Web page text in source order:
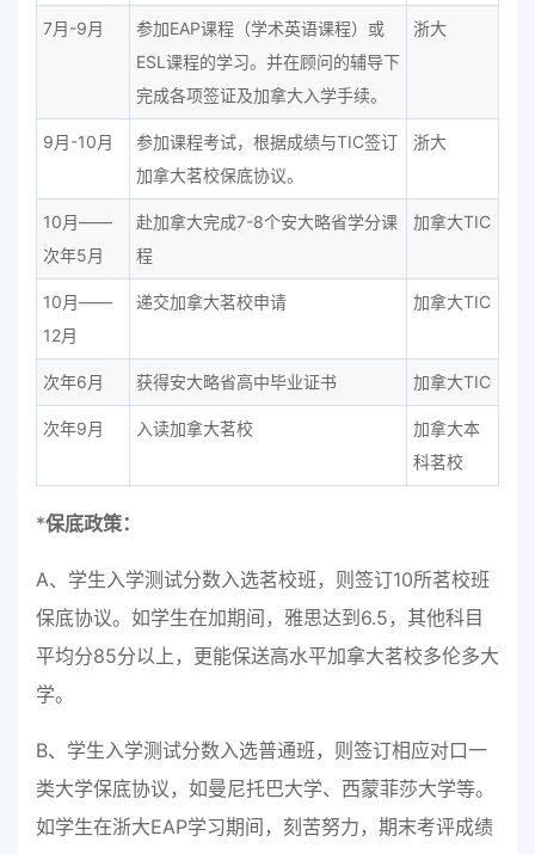
7月-9月
参加EAP课程（学术英语课程）或
ESL课程的学习。并在顾问的辅导下
完成各项签证及加拿大入学手续。
浙大
9月-10月
参加课程考试，根据成绩与TIC签订
加拿大茗校保底协议。
浙大
10月——
次年5月
赴加拿大完成7-8个安大略省学分课
程
加拿大TIC
10月——
12月
递交加拿大茗校申请 加拿大TIC
次年6月 获得安大略省高中毕业证书 加拿大TIC
次年9月 入读加拿大茗校
加拿大本
科茗校
*保底政策：
A、学生入学测试分数入选茗校班，则签订10所茗校班
保底协议。如学生在加期间，雅思达到6.5，其他科目
平均分85分以上，更能保送高水平加拿大茗校多伦多大
学。
B、学生入学测试分数入选普通班，则签订相应对口一
类大学保底协议，如曼尼托巴大学、西蒙菲莎大学等。
如学生在浙大EAP学习期间，刻苦努力，期末考评成绩